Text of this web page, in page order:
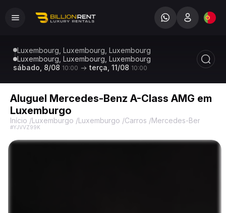
Luxembourg, Luxembourg, Luxembourg
Luxembourg, Luxembourg, Luxembourg
sábado, 8/08 10:00 terça, 11/08 10:00
Aluguel Mercedes-Benz A-Class AMG em
Luxemburgo
Início /Luxemburgo /Luxemburgo /Carros /Mercedes-Benz
#YJVVZ99K